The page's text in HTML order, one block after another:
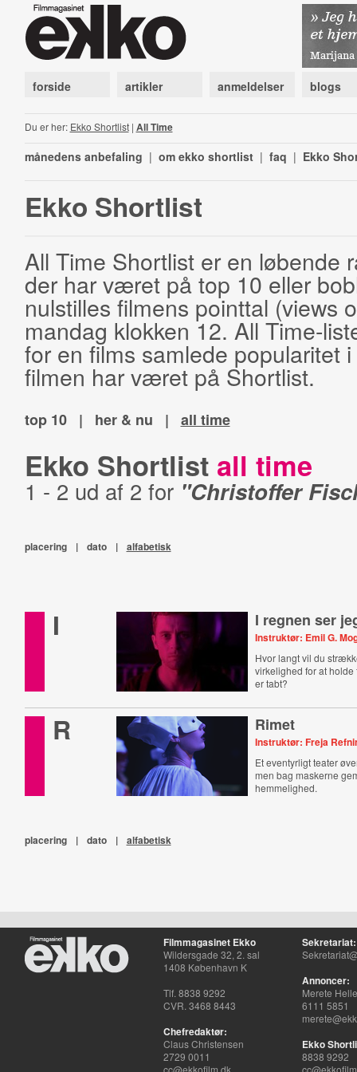
forside artikler anmeldelser blogs
Du er her: Ekko Shortlist| All Time
månedens anbefaling | om ekko shortlist | faq | Ekko
Ekko Shortlist
All Time Shortlist er en løbende
der har været på top 10 eller
nulstilles filmens pointtal (views
mandag klokken 12. All Time-
for en films samlede popularitet
filmen har været på Shortlist.
top 10 | her & nu | all time
Ekko Shortlist all time
1 - 2 ud af 2 for "Christoffer
placering | dato | alfabetisk
I I regnen ser
Instruktør: Emil G.
Hvor langt vil du
virkelighed for at holde
er tabt?
R Rimet
Instruktør: Freja
Et eventyrligt teater
men bag maskerne
hemmelighed.
placering | dato | alfabetisk
Filmmagasinet Ekko
Wildersgade 32, 2. sal
1408 København K
Tlf. 8838 9292
CVR. 3468 8443
Chefredaktør:
Claus Christensen
2729 0011
cc@ekkofilm.dk
Sekretariat:
Annoncer:
Merete
6111 5851
Ekko
8838 9292